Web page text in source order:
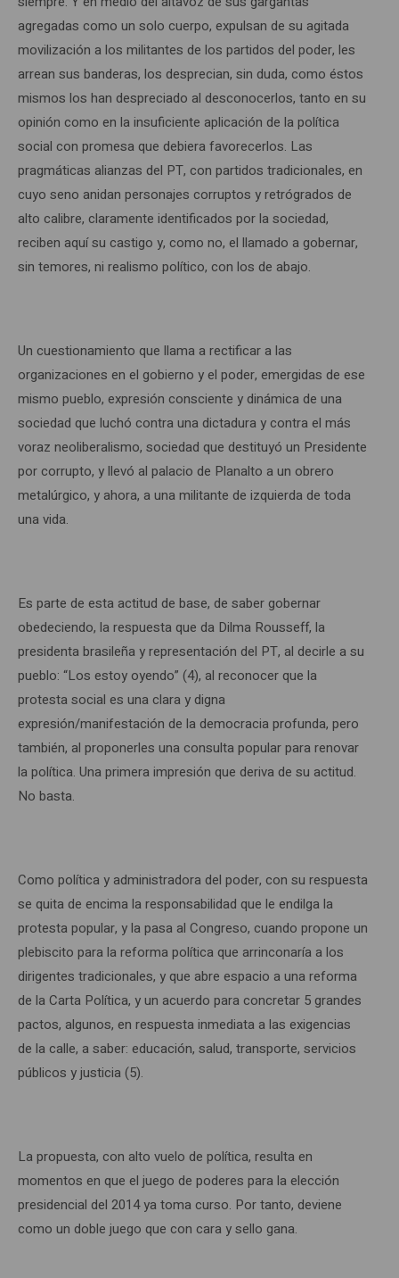
agregadas como un solo cuerpo, expulsan de su agitada
movilización a los militantes de los partidos del poder, les
arrean sus banderas, los desprecian, sin duda, como éstos
mismos los han despreciado al desconocerlos, tanto en su
opinión como en la insuficiente aplicación de la política
social con promesa que debiera favorecerlos. Las
pragmáticas alianzas del PT, con partidos tradicionales, en
cuyo seno anidan personajes corruptos y retrógrados de
alto calibre, claramente identificados por la sociedad,
reciben aquí su castigo y, como no, el llamado a gobernar,
sin temores, ni realismo político, con los de abajo.
Un cuestionamiento que llama a rectificar a las
organizaciones en el gobierno y el poder, emergidas de ese
mismo pueblo, expresión consciente y dinámica de una
sociedad que luchó contra una dictadura y contra el más
voraz neoliberalismo, sociedad que destituyó un Presidente
por corrupto, y llevó al palacio de Planalto a un obrero
metalúrgico, y ahora, a una militante de izquierda de toda
una vida.
Es parte de esta actitud de base, de saber gobernar
obedeciendo, la respuesta que da Dilma Rousseff, la
presidenta brasileña y representación del PT, al decirle a su
pueblo: “Los estoy oyendo” (4), al reconocer que la
protesta social es una clara y digna
expresión/manifestación de la democracia profunda, pero
también, al proponerles una consulta popular para renovar
la política. Una primera impresión que deriva de su actitud.
No basta.
Como política y administradora del poder, con su respuesta
se quita de encima la responsabilidad que le endilga la
protesta popular, y la pasa al Congreso, cuando propone un
plebiscito para la reforma política que arrinconaría a los
dirigentes tradicionales, y que abre espacio a una reforma
de la Carta Política, y un acuerdo para concretar 5 grandes
pactos, algunos, en respuesta inmediata a las exigencias
de la calle, a saber: educación, salud, transporte, servicios
públicos y justicia (5).
La propuesta, con alto vuelo de política, resulta en
momentos en que el juego de poderes para la elección
presidencial del 2014 ya toma curso. Por tanto, deviene
como un doble juego que con cara y sello gana.